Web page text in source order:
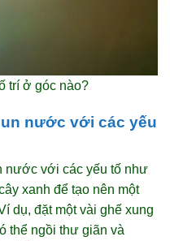
trí ở góc nào?
nước với các yếu
nước với các yếu tố như
xanh để tạo nên một
dụ, đặt một vài ghế xung
thể ngồi thư giãn và